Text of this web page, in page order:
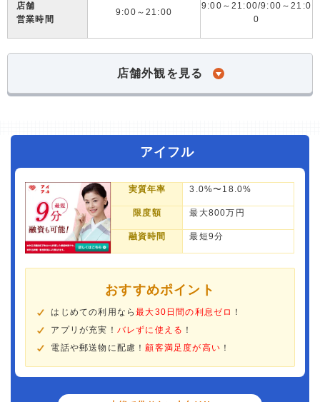
店舗
営業時間
9:00～21:00
9:00～21:00/9:00～21:0
0
店舗外観を見る
アイフル
実質年率 3.0%〜18.0%
限度額 最大800万円
融資時間 最短9分
おすすめポイント
はじめての利用なら最大30日間の利息ゼロ ！
アプリが充実！ バレずに使える ！
電話や郵送物に配慮！顧客満足度が高い ！